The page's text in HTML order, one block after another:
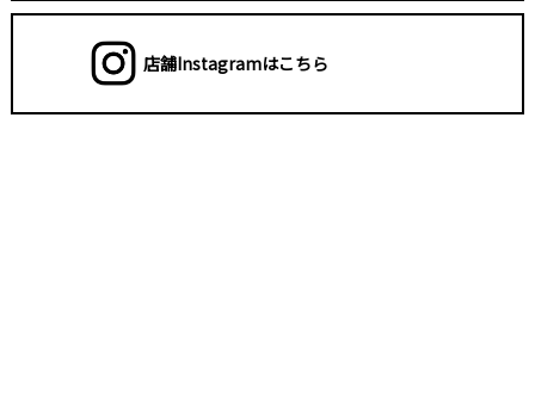
店舗Instagramはこちら